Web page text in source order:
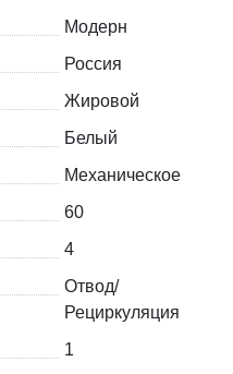
Модерн
Россия
Жировой
Белый
Механическое
60
4
Отвод/
Рециркуляция
1